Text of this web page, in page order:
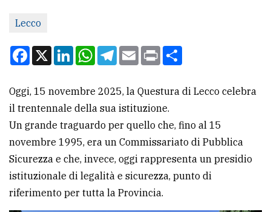
Scrivici
Per
la
pubblicità
CERCA
Cerca
per
comune
Lecco
Facebook
X LinkedInWhatsApp
Telegram
EmailPrint
Oggi, 15 novembre 2025, la Questura di Lecco celebra
il trentennale della sua istituzione.
Un grande traguardo per quello che, fino al 15
novembre 1995, era un Commissariato di Pubblica
Sicurezza e che, invece, oggi rappresenta un presidio
istituzionale di legalità e sicurezza, punto di
riferimento per tutta la Provincia.